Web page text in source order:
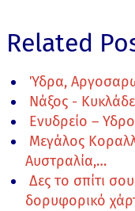
Related
Ύδρα,
Νάξος -
Ενυδρείο –
Μεγάλος
Αυστραλία,…
Δες το σπίτι
δορυφορικό